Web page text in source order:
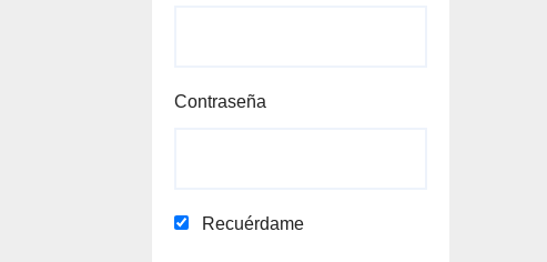
Contraseña
Recuérdame